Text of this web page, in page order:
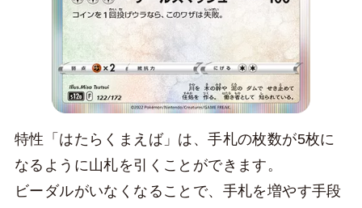
特性「はたらくまえば」は、手札の枚数が5枚に
なるように山札を引くことができます。
ビーダルがいなくなることで、手札を増やす手段